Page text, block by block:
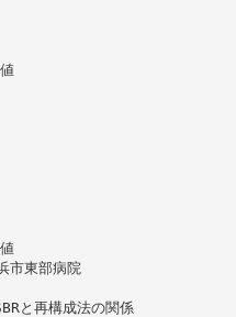
市東部病院
と再構成法の関係